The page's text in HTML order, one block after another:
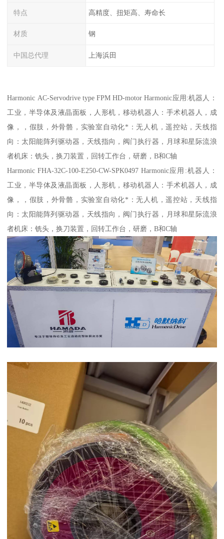
特点 高精度、扭矩高、寿命长
材质 钢
中国总代理 上海浜田
Harmonic AC-Servodrive type FPM HD-motor Harmonic应用:机器人：
工业，半导体及液晶面板，人形机，移动机器人：手术机器人，成
像，，假肢，外骨骼，实验室自动化*：无人机，遥控站，天线指
向：太阳能阵列驱动器，天线指向，阀门执行器，月球和星际流浪
者机床：铣头，换刀装置，回转工作台，研磨，B和C轴
Harmonic FHA-32C-100-E250-CW-SPK0497 Harmonic应用:机器人：
工业，半导体及液晶面板，人形机，移动机器人：手术机器人，成
像，，假肢，外骨骼，实验室自动化*：无人机，遥控站，天线指
向：太阳能阵列驱动器，天线指向，阀门执行器，月球和星际流浪
者机床：铣头，换刀装置，回转工作台，研磨，B和C轴